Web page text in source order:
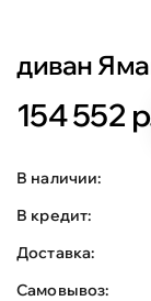
диван
154 552
В наличии:
В кредит:
Доставка:
Самовывоз: